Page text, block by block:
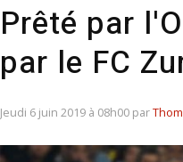
Prêté par
par le FC
Jeudi 6 juin 2019 à 08h00 par